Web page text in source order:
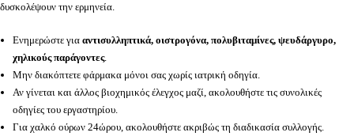
δυσκολέψουν την ερμηνεία.
Ενημερώστε για αντισυλληπτικά, οιστρογόνα, πολυβιταμίνες, ψευδάργυρο,
χηλικούς παράγοντες.
Μην διακόπτετε φάρμακα μόνοι σας χωρίς ιατρική οδηγία.
Αν γίνεται και άλλος βιοχημικός έλεγχος μαζί, ακολουθήστε τις συνολικές
οδηγίες του εργαστηρίου.
Για χαλκό ούρων 24ώρου, ακολουθήστε ακριβώς τη διαδικασία συλλογής.